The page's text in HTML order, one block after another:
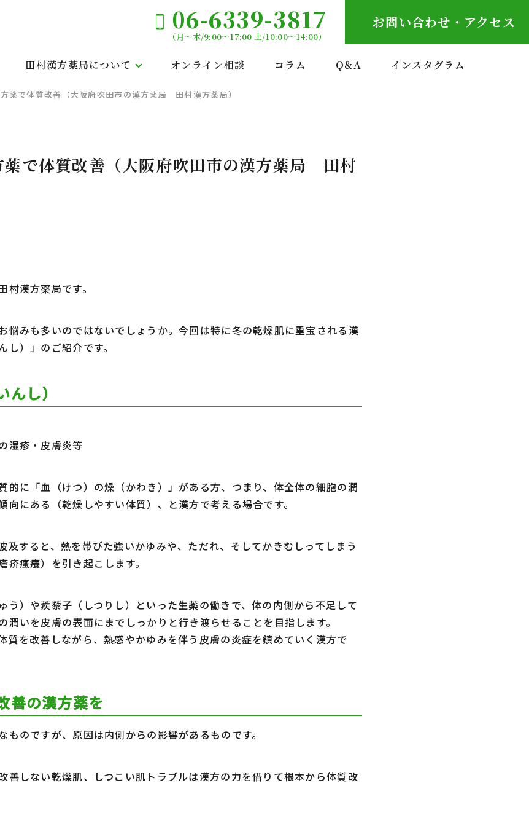
06-6339-3817
（月～木/9:00～17:00 土/10:00～14:00）
お問い合わせ・アクセス
田村漢方薬局について オンライン相談 コラム Q&A インスタグラム
薬で体質改善（大阪府吹田市の漢方薬局 田村漢方薬局）
薬で体質改善（大阪府吹田市の漢方薬局 田村
村漢方薬局です。
悩みも多いのではないでしょうか。今回は特に冬の乾燥肌に重宝される漢
し）」のご紹介です。
し）
湿疹・皮膚炎等
的に「血（けつ）の燥（かわき）」がある方、つまり、体全体の細胞の潤
向にある（乾燥しやすい体質）、と漢方で考える場合です。
及すると、熱を帯びた強いかゆみや、ただれ、そしてかきむしってしまう
疥瘙癢）を引き起こします。
う）や蒺藜子（しつりし）といった生薬の働きで、体の内側から不足して
潤いを皮膚の表面にまでしっかりと行き渡らせることを目指します。
質を改善しながら、熱感やかゆみを伴う皮膚の炎症を鎮めていく漢方で
善の漢方薬を
ものですが、原因は内側からの影響があるものです。
善しない乾燥肌、しつこい肌トラブルは漢方の力を借りて根本から体質改